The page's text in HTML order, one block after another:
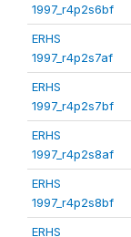
1997_r4p2s6bf
ERHS
1997_r4p2s7af
ERHS
1997_r4p2s7bf
ERHS
1997_r4p2s8af
ERHS
1997_r4p2s8bf
ERHS